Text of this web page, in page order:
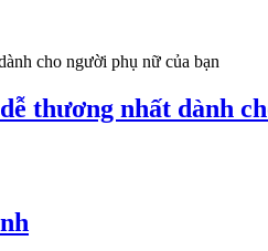
thương nhất dành